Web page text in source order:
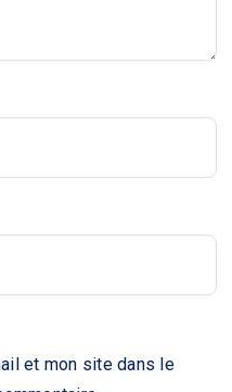
et mon site dans le